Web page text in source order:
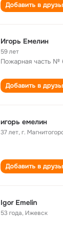
Добавить в
Игорь Емелин
59 лет
Пожарная часть №
Добавить в
игорь емелин
37 лет,г.
Добавить в
Igor Emelin
53 года, Ижевск